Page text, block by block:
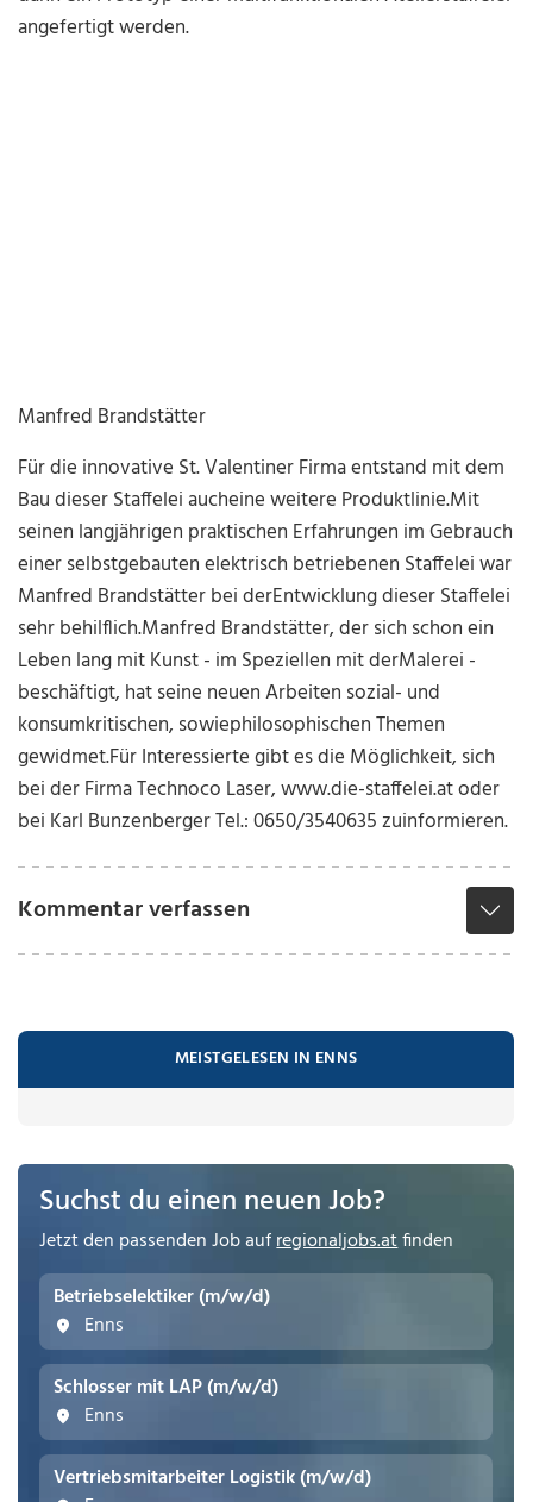
angefertigt werden.
Manfred Brandstätter
Für die innovative St. Valentiner Firma entstand mit dem
Bau dieser Staffelei aucheine weitere Produktlinie.Mit
seinen langjährigen praktischen Erfahrungen im Gebrauch
einer selbstgebauten elektrisch betriebenen Staffelei war
Manfred Brandstätter bei derEntwicklung dieser Staffelei
sehr behilflich.Manfred Brandstätter, der sich schon ein
Leben lang mit Kunst - im Speziellen mit derMalerei -
beschäftigt, hat seine neuen Arbeiten sozial- und
konsumkritischen, sowiephilosophischen Themen
gewidmet.Für Interessierte gibt es die Möglichkeit, sich
bei der Firma Technoco Laser,www.die-staffelei.at oder
bei Karl Bunzenberger Tel.: 0650/3540635 zuinformieren.
Kommentar verfassen
MEISTGELESEN IN ENNS
Suchst du einen neuen Job?
Jetzt den passenden Job aufregionaljobs.atfinden
Betriebselektiker (m/w/d)
Enns
Schlosser mit LAP (m/w/d)
Enns
Vertriebsmitarbeiter Logistik (m/w/d)